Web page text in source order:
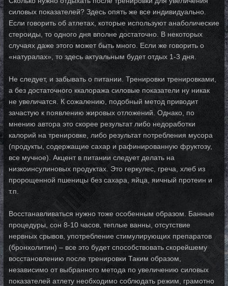
силовых показателей? Здесь опять же все индивидуально.
Если говорить об атлетах, которые используют анаболические
стероиды, то одного дня вполне достаточно. В некоторых
случаях даже этого может быть много. Если же говорить о
«натуралах», то здесь актуальным будет отдых 1-3 дня.
Не следует, и забывать о питании. Тренировки тренировками,
а без достаточного ккалоража силовые показатели ну никак
не увеличатся. К сожалению, подобный метод приводит
зачастую к появлению жировых отложений. Однако, по
мнению автора это скорее результат либо недоработки
калорий на тренировке, либо результат потребления мусора
(продукты, содержащие сахар и рафинированную фруктозу,
все мучное). Акцент в питании следует делать на
низкоинсулиновых продуктах. Это геркулес, греча, хлеб из
пророщенной пшеницы без сахара, яйца, яичный протеин и
т.п.
Восстанавливаться нужно тоже особенным образом. Банные
процедуры, сон 8-10 часов, теплые ванны, отсутствие
нервных срывов, употребление стимулирующих препаратов
(бронхолитин) – все это будет способствовать скорейшему
восстановлению после тренировки Таким образом,
независимо от выбранного метода по увеличению силовых
показателей атлету необходимо соблюдать режим, грамотно